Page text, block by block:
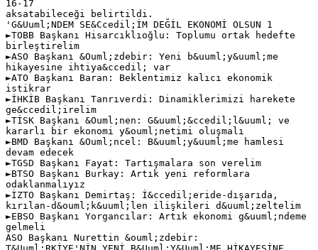
16-17
aksatabileceği belirtildi.
'G&Uuml;NDEM SE&Ccedil;İM DEĞİL EKONOMİ OLSUN 1
►TOBB Başkanı Hisarcıklıoğlu: Toplumu ortak hedefte
birleştirelim
►ASO Başkanı &Ouml;zdebir: Yeni b&uuml;y&uuml;me
hikayesine ihtiya&ccedil; var
►ATO Başkanı Baran: Beklentimiz kalıcı ekonomik
istikrar
►İHKİB Başkanı Tanrıverdi: Dinamiklerimizi harekete
ge&ccedil;irelim
►TİSK Başkanı &Ouml;nen: G&uuml;&ccedil;l&uuml; ve
kararlı bir ekonomi y&ouml;netimi oluşmalı
►BMD Başkanı &Ouml;ncel: B&uuml;y&uuml;me hamlesi
devam edecek
►TGSD Başkanı Fayat: Tartışmalara son verelim
►BTSO Başkanı Burkay: Artık yeni reformlara
odaklanmalıyız
►İZTO Başkanı Demirtaş: İ&ccedil;eride-dışarıda,
kırılan-d&ouml;k&uuml;len ilişkileri d&uuml;zeltelim
►EBSO Başkanı Yorgancılar: Artık ekonomi g&uuml;ndeme
gelmeli
ASO Başkanı Nurettin &ouml;zdebir: